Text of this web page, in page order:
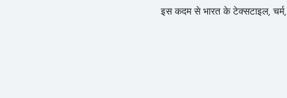
इस कदम से भारत के टेक्सटाइल, चर्म,